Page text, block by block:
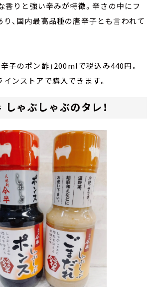
香りと強い辛みが特徴。辛さの中にフ
、国内最高品種の唐辛子とも言われて
子のポン酢」200mlで税込み440円。
ンストアで購入できます。
ゃぶしゃぶのタレ！